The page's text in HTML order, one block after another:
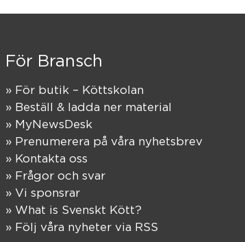
För Bransch
» För butik – Köttskolan
» Beställ & ladda ner material
» MyNewsDesk
» Prenumerera på våra nyhetsbrev
» Kontakta oss
» Frågor och svar
» Vi sponsrar
» What is Svenskt Kött?
» Följ våra nyheter via RSS